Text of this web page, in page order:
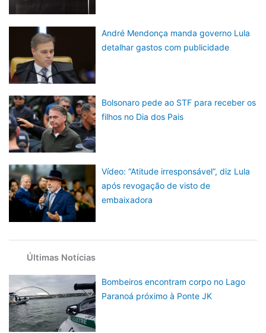
André Mendonça manda governo Lula
detalhar gastos com publicidade
Bolsonaro pede ao STF para receber os
filhos no Dia dos Pais
Vídeo: “Atitude irresponsável”, diz Lula
após revogação de visto de
embaixadora
Últimas Notícias
Bombeiros encontram corpo no Lago
Paranoá próximo à Ponte JK